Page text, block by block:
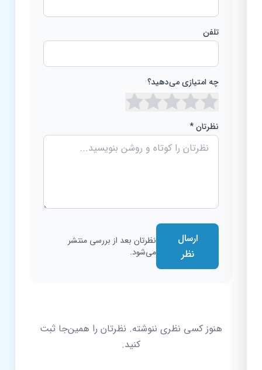
تلفن
چه امتیازی می‌دهید؟
نظرتان *
ارسال
نظرتان بعد از بررسی منتشر
می‌شود.
هنوز کسی نظری ننوشته. نظرتان را همین‌جا ثبت
کنید.